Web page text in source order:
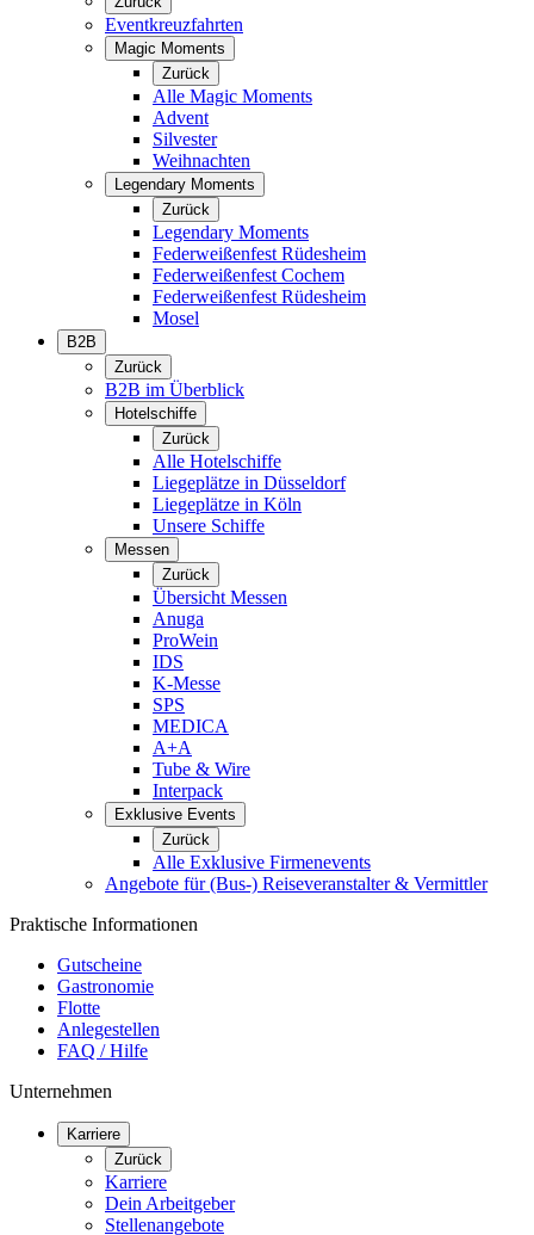
Eventkreuzfahrten
Magic Moments
Zurück
Alle Magic Moments
Advent
Silvester
Weihnachten
Legendary Moments
Zurück
Legendary Moments
Federweißenfest Rüdesheim
Federweißenfest Cochem
Federweißenfest Rüdesheim
Mosel
B2B
Zurück
B2B im Überblick
Hotelschiffe
Zurück
Alle Hotelschiffe
Liegeplätze in Düsseldorf
Liegeplätze in Köln
Unsere Schiffe
Messen
Zurück
Übersicht Messen
Anuga
ProWein
IDS
K-Messe
SPS
MEDICA
A+A
Tube & Wire
Interpack
Exklusive Events
Zurück
Alle Exklusive Firmenevents
Angebote für (Bus-) Reiseveranstalter & Vermittler
Praktische Informationen
Gutscheine
Gastronomie
Flotte
Anlegestellen
FAQ / Hilfe
Unternehmen
Karriere
Zurück
Karriere
Dein Arbeitgeber
Stellenangebote